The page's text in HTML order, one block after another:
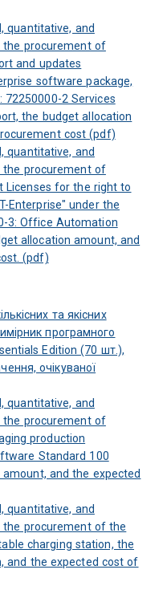
quantitative, and
the procurement of
and updates
software package,
72250000-2 Services
the budget allocation
cost (pdf)
quantitative, and
the procurement of
Licenses for the right to
Enterprise" under the
3: Office Automation
allocation amount, and
(pdf)
та якісних
програмного
Edition (70 шт.),
очікуваної
quantitative, and
the procurement of
production
Standard 100
and the expected
quantitative, and
procurement of the
charging station, the
and the expected cost of